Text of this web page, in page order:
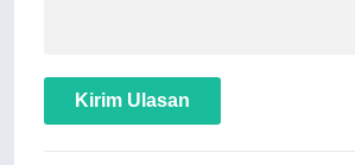
Kirim Ulasan